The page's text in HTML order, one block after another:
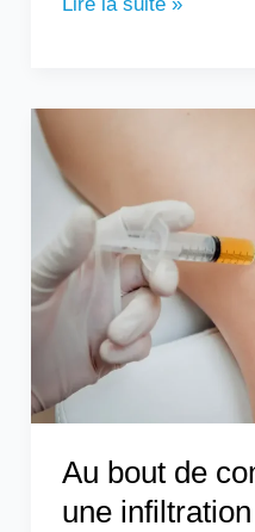
Au bout de
une
de
combien
de
temps
infiltration
fait
effet
?